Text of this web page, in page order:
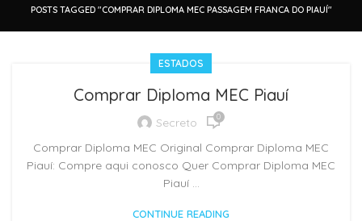
POSTS TAGGED "COMPRAR DIPLOMA MEC PASSAGEM FRANCA DO PIAUÍ"
ESTADOS
Comprar Diploma MEC Piauí
Secreto 0
Comprar Diploma MEC Original Comprar Diploma MEC
Piauí: Compre aqui conosco Quer Comprar Diploma MEC
Piauí ...
CONTINUE READING